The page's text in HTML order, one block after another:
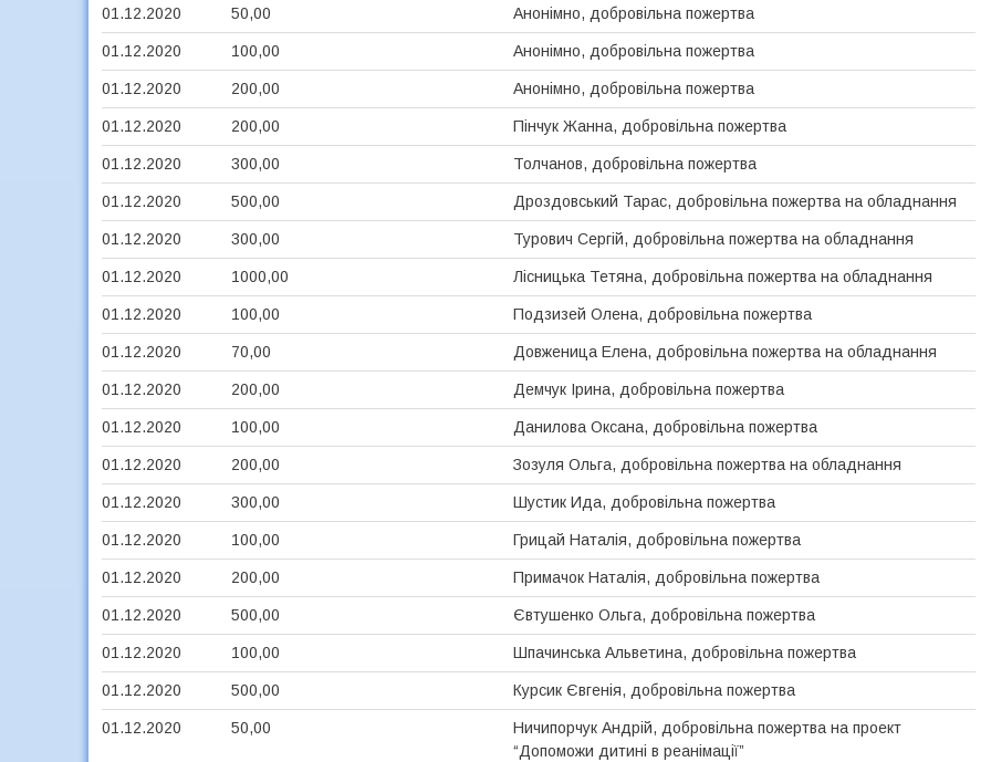
01.12.2020 50,00 Анонімно, добровільна пожертва
01.12.2020 100,00 Анонімно, добровільна пожертва
01.12.2020 200,00 Анонімно, добровільна пожертва
01.12.2020 200,00 Пiнчук Жанна, добровільна пожертва
01.12.2020 300,00 Толчанов, добровільна пожертва
01.12.2020 500,00 Дроздовський Тарас, добровiльна пожертва на обладнання
01.12.2020 300,00 Турович Сергій, добровiльна пожертва на обладнання
01.12.2020 1000,00 Лiсницька Тетяна, добровiльна пожертва на обладнання
01.12.2020 100,00 Подзизей Олена, добровiльна пожертва
01.12.2020 70,00 Довженица Елена, добровiльна пожертва на обладнання
01.12.2020 200,00 Демчук Iрина, добровільна пожертва
01.12.2020 100,00 Данилова Оксана, добровільна пожертва
01.12.2020 200,00 Зозуля Ольга, добровiльна пожертва на обладнання
01.12.2020 300,00 Шустик Ида, добровільна пожертва
01.12.2020 100,00 Грицай Наталiя, добровільна пожертва
01.12.2020 200,00 Примачок Наталiя, добровільна пожертва
01.12.2020 500,00 Євтушенко Ольга, добровільна пожертва
01.12.2020 100,00 Шпачинська Альветина, добровільна пожертва
01.12.2020 500,00 Курсик Євгенiя, добровільна пожертва
01.12.2020 50,00
Ничипорчук Андрій, добровiльна пожертва на проект
“Допоможи дитинi в реанiмацiї”